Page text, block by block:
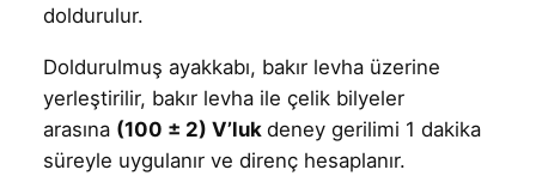
doldurulur.
Doldurulmuş ayakkabı, bakır levha üzerine
yerleştirilir, bakır levha ile çelik bilyeler
arasına (100 ± 2) V’luk deney gerilimi 1 dakika
süreyle uygulanır ve direnç hesaplanır.